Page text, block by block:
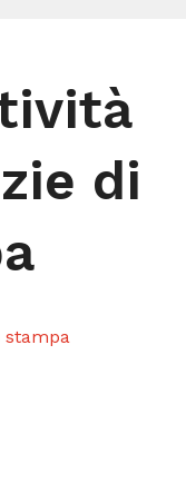
di
stampa